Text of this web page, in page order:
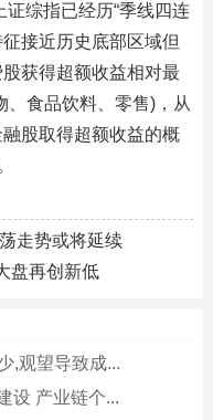
证综指已经历“季线四连
接近历史底部区域但
获得超额收益相对最
、食品饮料、零售)，从
股取得超额收益的概
走势或将延续
盘再创新低
,观望导致成...
设 产业链个...